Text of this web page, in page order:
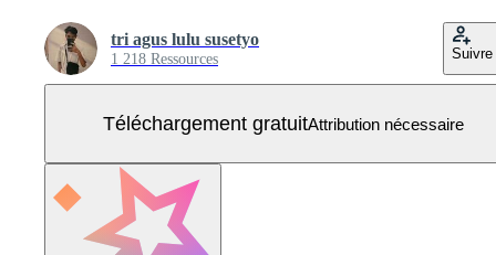
tri agus lulu susetyo
1 218 Ressources Suivre
Téléchargement gratuitAttribution nécessaire